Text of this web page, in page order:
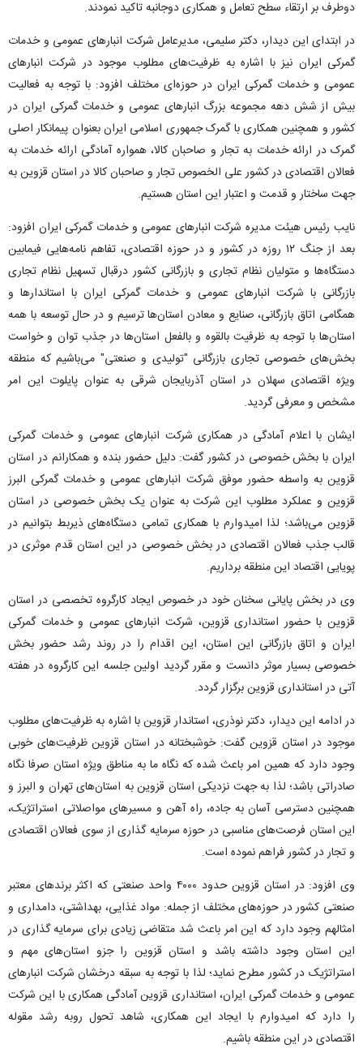
دوطرف بر ارتقاء سطح تعامل و همکاری دوجانبه تاکید نمودند.
در ابتدای این دیدار، دکتر سلیمی، مدیرعامل شرکت انبار‌های عمومی و خدمات
گمرکی ایران نیز با اشاره به ظرفیت‌های مطلوب موجود در شرکت انبار‌های
عمومی و خدمات گمرکی ایران در حوزه‌ای مختلف افزود: با توجه به فعالیت
بیش از شش دهه مجموعه بزرگ انبار‌های عمومی و خدمات گمرکی ایران در
کشور و همچنین همکاری با گمرک جمهوری اسلامی ایران بعنوان پیمانکار اصلی
گمرک در ارائه خدمات به تجار و صاحبان کالا، همواره آمادگی ارائه خدمات به
فعالان اقتصادی در کشور علی الخصوص تجار و صاحبان کالا در استان قزوین به
جهت ساختار و قدمت و اعتبار این استان هستیم.
نایب رئیس هیئت مدیره شرکت انبار‌های عمومی و خدمات گمرکی ایران افزود:
بعد از جنگ ۱۲ روزه در کشور و در حوزه اقتصادی، تفاهم نامه‌هایی فیمابین
دستگاه‌ها و متولیان نظام تجاری و بازرگانی کشور درقبال تسهیل نظام تجاری
بازرگانی با شرکت انبار‌های عمومی و خدمات گمرکی ایران با استاندار‌ها و
همگامی اتاق بازرگانی، صنایع و معادن استان‌ها ترسیم و در حال توسعه با همه
استان‌ها با توجه به ظرفیت بالقوه و بالفعل استان‌ها در جذب توان و خواست
بخش‌های خصوصی تجاری بازرگانی "تولیدی و صنعتی" می‌باشیم که منطقه
ویژه اقتصادی سهلان در استان آذربایجان شرقی به عنوان پایلوت این امر
مشخص و معرفی گردید.
ایشان با اعلام آمادگی در همکاری شرکت انبار‌های عمومی و خدمات گمرکی
ایران با بخش خصوصی در کشور گفت: دلیل حضور بنده و همکارانم در استان
قزوین به واسطه حضور موفق شرکت انبار‌های عمومی و خدمات گمرکی البرز
قزوین و عملکرد مطلوب این شرکت به عنوان یک بخش خصوصی در استان
قزوین می‌باشد؛ لذا امیدوارم با همکاری تمامی دستگاه‌های ذیربط بتوانیم در
قالب جذب فعالان اقتصادی در بخش خصوصی در این استان قدم موثری در
پویایی اقتصاد این منطقه برداریم.
وی در بخش پایانی سخنان خود در خصوص ایجاد کارگروه تخصصی در استان
قزوین با حضور استانداری قزوین، شرکت انبار‌های عمومی و خدمات گمرکی
ایران و اتاق بازرگانی این استان، این اقدام را در روند رشد حضور بخش
خصوصی بسیار موثر دانست و مقرر گردید اولین جلسه این کارگروه در هفته
آتی در استانداری قزوین برگزار گردد.
در ادامه این دیدار، دکتر نوذری، استاندار قزوین با اشاره به ظرفیت‌های مطلوب
موجود در استان قزوین گفت: خوشبختانه در استان قزوین ظرفیت‌های خوبی
وجود دارد که همین امر باعث شده که نگاه ما به مناطق ویژه استان صرفا نگاه
صادراتی باشد؛ لذا به جهت نزدیکی استان قزوین به استان‌های تهران و البرز و
همچنین دسترسی آسان به جاده، راه آهن و مسیر‌های مواصلاتی استراتژیک،
این استان فرصت‌های مناسبی در حوزه سرمایه گذاری از سوی فعالان اقتصادی
و تجار در کشور فراهم نموده است.
وی افزود: در استان قزوین حدود ۴۰۰۰ واحد صنعتی که اکثر برند‌های معتبر
صنعتی کشور در حوزه‌های مختلف از جمله: مواد غذایی، بهداشتی، دامداری و
امثالهم وجود دارد که این امر باعث شد متقاضی زیادی برای سرمایه گذاری در
این استان وجود داشته باشد و استان قزوین را جزو استان‌های مهم و
استراتژیک در کشور مطرح نماید؛ لذا با توجه به سبقه درخشان شرکت انبار‌های
عمومی و خدمات گمرکی ایران، استانداری قزوین آمادگی همکاری با این شرکت
را دارد که امیدوارم با ایجاد این همکاری، شاهد تحول روبه رشد مقوله
اقتصادی در این منطقه باشیم.